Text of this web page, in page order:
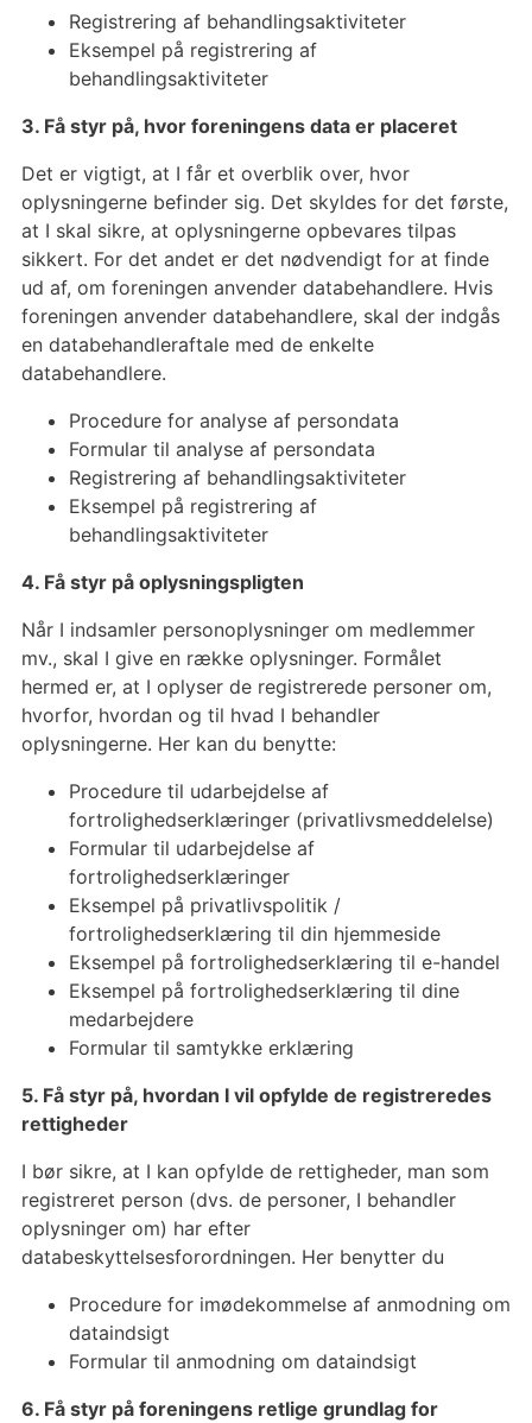
Registrering af behandlingsaktiviteter
Eksempel på registrering af
behandlingsaktiviteter
3. Få styr på, hvor foreningens data er placeret
Det er vigtigt, at I får et overblik over, hvor
oplysningerne befinder sig. Det skyldes for det første,
at I skal sikre, at oplysningerne opbevares tilpas
sikkert. For det andet er det nødvendigt for at finde
ud af, om foreningen anvender databehandlere. Hvis
foreningen anvender databehandlere, skal der indgås
en databehandleraftale med de enkelte
databehandlere.
Procedure for analyse af persondata
Formular til analyse af persondata
Registrering af behandlingsaktiviteter
Eksempel på registrering af
behandlingsaktiviteter
4. Få styr på oplysningspligten
Når I indsamler personoplysninger om medlemmer
mv., skal I give en række oplysninger. Formålet
hermed er, at I oplyser de registrerede personer om,
hvorfor, hvordan og til hvad I behandler
oplysningerne. Her kan du benytte:
Procedure til udarbejdelse af
fortrolighedserklæringer (privatlivsmeddelelse)
Formular til udarbejdelse af
fortrolighedserklæringer
Eksempel på privatlivspolitik /
fortrolighedserklæring til din hjemmeside
Eksempel på fortrolighedserklæring til e-handel
Eksempel på fortrolighedserklæring til dine
medarbejdere
Formular til samtykke erklæring
5. Få styr på, hvordan I vil opfylde de registreredes
rettigheder
I bør sikre, at I kan opfylde de rettigheder, man som
registreret person (dvs. de personer, I behandler
oplysninger om) har efter
databeskyttelsesforordningen. Her benytter du
Procedure for imødekommelse af anmodning om
dataindsigt
Formular til anmodning om dataindsigt
6. Få styr på foreningens retlige grundlag for